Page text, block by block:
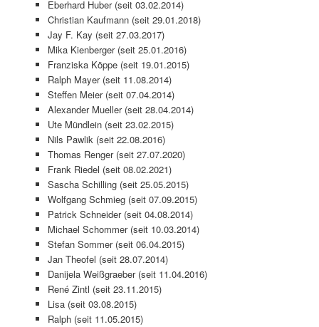
Eberhard Huber (seit 03.02.2014)
Christian Kaufmann (seit 29.01.2018)
Jay F. Kay (seit 27.03.2017)
Mika Kienberger (seit 25.01.2016)
Franziska Köppe (seit 19.01.2015)
Ralph Mayer (seit 11.08.2014)
Steffen Meier (seit 07.04.2014)
Alexander Mueller (seit 28.04.2014)
Ute Mündlein (seit 23.02.2015)
Nils Pawlik (seit 22.08.2016)
Thomas Renger (seit 27.07.2020)
Frank Riedel (seit 08.02.2021)
Sascha Schilling (seit 25.05.2015)
Wolfgang Schmieg (seit 07.09.2015)
Patrick Schneider (seit 04.08.2014)
Michael Schommer (seit 10.03.2014)
Stefan Sommer (seit 06.04.2015)
Jan Theofel (seit 28.07.2014)
Danijela Weißgraeber (seit 11.04.2016)
René Zintl (seit 23.11.2015)
Lisa (seit 03.08.2015)
Ralph (seit 11.05.2015)